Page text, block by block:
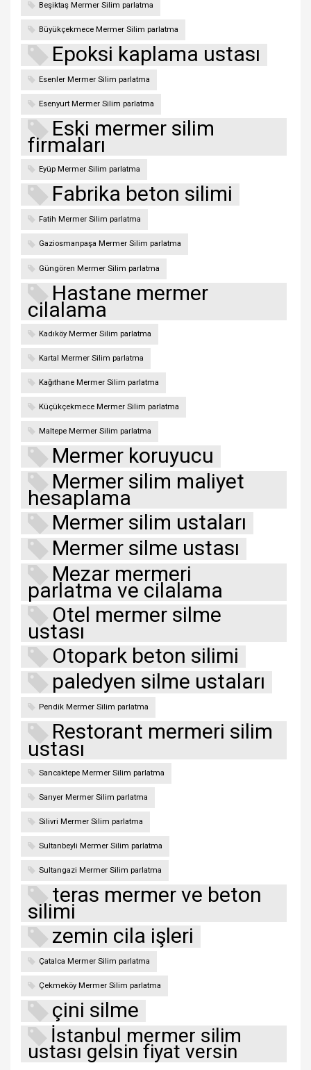
Beşiktaş Mermer Silim parlatma
Büyükçekmece Mermer Silim parlatma
Epoksi kaplama ustası
Esenler Mermer Silim parlatma
Esenyurt Mermer Silim parlatma
Eski mermer silim
firmaları
Eyüp Mermer Silim parlatma
Fabrika beton silimi
Fatih Mermer Silim parlatma
Gaziosmanpaşa Mermer Silim parlatma
Güngören Mermer Silim parlatma
Hastane mermer
cilalama
Kadıköy Mermer Silim parlatma
Kartal Mermer Silim parlatma
Kağıthane Mermer Silim parlatma
Küçükçekmece Mermer Silim parlatma
Maltepe Mermer Silim parlatma
Mermer koruyucu
Mermer silim maliyet
hesaplama
Mermer silim ustaları
Mermer silme ustası
Mezar mermeri
parlatma ve cilalama
Otel mermer silme
ustası
Otopark beton silimi
paledyen silme ustaları
Pendik Mermer Silim parlatma
Restorant mermeri silim
ustası
Sancaktepe Mermer Silim parlatma
Sarıyer Mermer Silim parlatma
Silivri Mermer Silim parlatma
Sultanbeyli Mermer Silim parlatma
Sultangazi Mermer Silim parlatma
teras mermer ve beton
silimi
zemin cila işleri
Çatalca Mermer Silim parlatma
Çekmeköy Mermer Silim parlatma
çini silme
İstanbul mermer silim
ustası gelsin fiyat versin